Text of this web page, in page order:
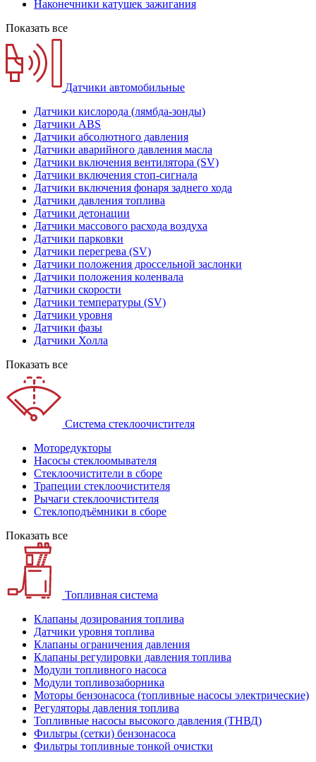
Наконечники катушек зажигания
Показать все
Датчики автомобильные
Датчики кислорода (лямбда-зонды)
Датчики ABS
Датчики абсолютного давления
Датчики аварийного давления масла
Датчики включения вентилятора (SV)
Датчики включения стоп-сигнала
Датчики включения фонаря заднего хода
Датчики давления топлива
Датчики детонации
Датчики массового расхода воздуха
Датчики парковки
Датчики перегрева (SV)
Датчики положения дроссельной заслонки
Датчики положения коленвала
Датчики скорости
Датчики температуры (SV)
Датчики уровня
Датчики фазы
Датчики Холла
Показать все
Система стеклоочистителя
Моторедукторы
Насосы стеклоомывателя
Стеклоочистители в сборе
Трапеции стеклоочистителя
Рычаги стеклоочистителя
Стеклоподъёмники в сборе
Показать все
Топливная система
Клапаны дозирования топлива
Датчики уровня топлива
Клапаны ограничения давления
Клапаны регулировки давления топлива
Модули топливного насоса
Модули топливозаборника
Моторы бензонасоса (топливные насосы электрические)
Регуляторы давления топлива
Топливные насосы высокого давления (ТНВД)
Фильтры (сетки) бензонасоса
Фильтры топливные тонкой очистки